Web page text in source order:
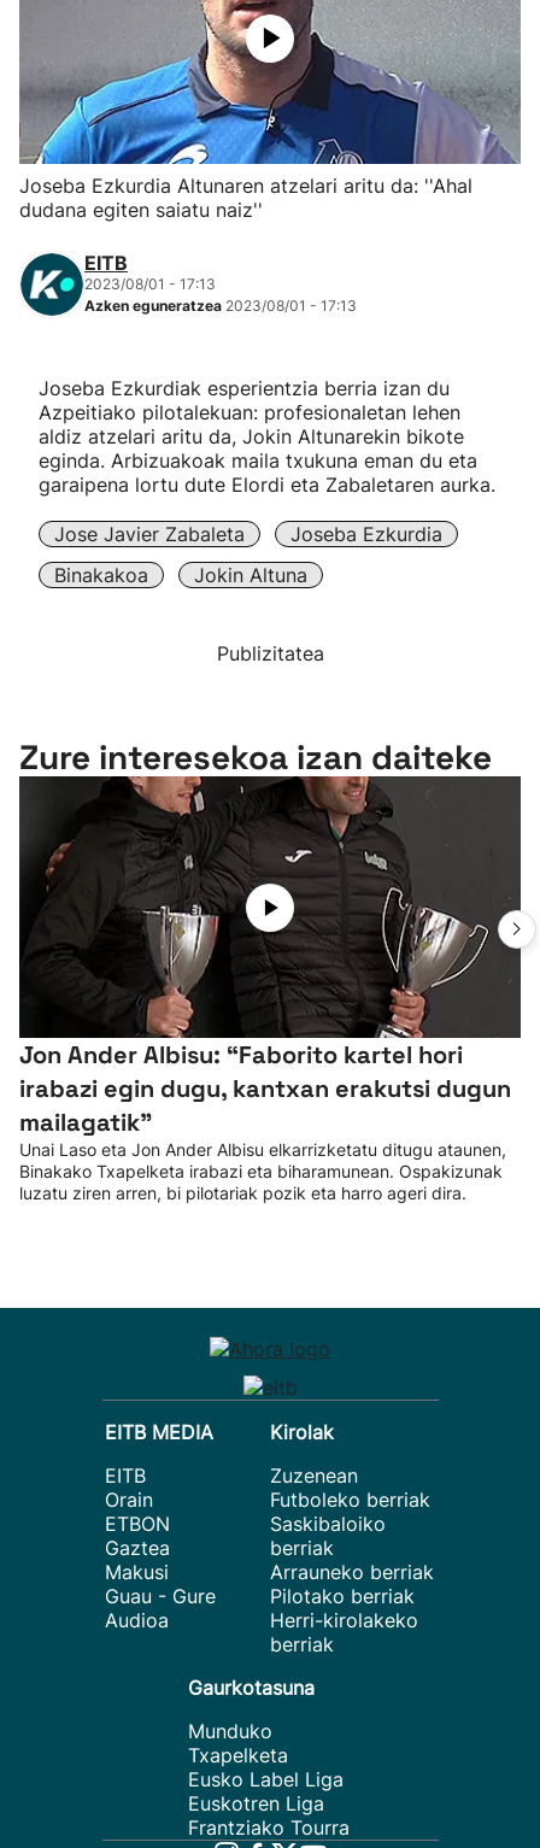
Eskubaloia
Kirolak 360
Mendi-lasterketak
"Helmuga"
Joseba Ezkurdia Altunaren atzelari aritu da: ''Ahal
dudana egiten saiatu naiz''
EITB
2023/08/01 - 17:13
Azken eguneratzea 2023/08/01 - 17:13
Joseba Ezkurdiak esperientzia berria izan du
Azpeitiako pilotalekuan: profesionaletan lehen
aldiz atzelari aritu da, Jokin Altunarekin bikote
eginda. Arbizuakoak maila txukuna eman du eta
garaipena lortu dute Elordi eta Zabaletaren aurka.
Jose Javier Zabaleta
Joseba Ezkurdia
Binakakoa
Jokin Altuna
Publizitatea
Zure interesekoa izan daiteke
Jon Ander Albisu: “Faborito kartel hori
irabazi egin dugu, kantxan erakutsi dugun
mailagatik”
Unai Laso eta Jon Ander Albisu elkarrizketatu ditugu ataunen,
Binakako Txapelketa irabazi eta biharamunean. Ospakizunak
luzatu ziren arren, bi pilotariak pozik eta harro ageri dira.
EITB MEDIA
EITB
Orain
ETBON
Gaztea
Makusi
Guau - Gure
Audioa
Kirolak
Zuzenean
Futboleko berriak
Saskibaloiko
berriak
Arrauneko berriak
Pilotako berriak
Herri-kirolakeko
berriak
Gaurkotasuna
Munduko
Txapelketa
Eusko Label Liga
Euskotren Liga
Frantziako Tourra